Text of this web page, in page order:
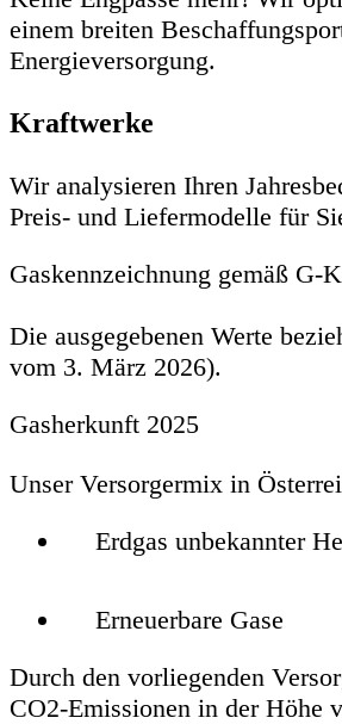
einem breiten
Energieversorgung.
Kraftwerke
Wir analysieren Ihren
Preis- und Liefermodelle für
Gaskennzeichnung gemäß
Die ausgegebenen Werte
vom 3. März 2026).
Gasherkunft 2025
Unser Versorgermix in
Erdgas
Durch den vorliegenden
CO2-Emissionen in der Höhe